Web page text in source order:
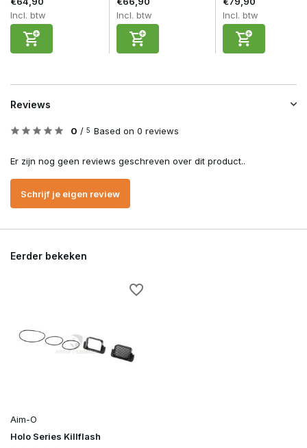
Incl. btw
Incl. btw
Incl. btw
Reviews
0 / 5 Based on 0 reviews
Er zijn nog geen reviews geschreven over dit product..
Schrijf je eigen review
Eerder bekeken
Aim-O
Holo Series Killflash